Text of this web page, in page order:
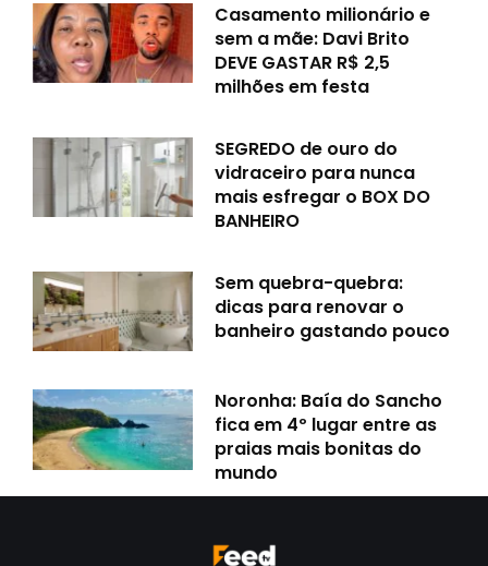
Casamento milionário e
sem a mãe: Davi Brito
DEVE GASTAR R$ 2,5
milhões em festa
SEGREDO de ouro do
vidraceiro para nunca
mais esfregar o BOX DO
BANHEIRO
Sem quebra-quebra:
dicas para renovar o
banheiro gastando pouco
Noronha: Baía do Sancho
fica em 4º lugar entre as
praias mais bonitas do
mundo